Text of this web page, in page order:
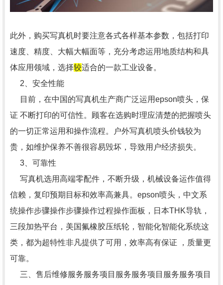
此外，购买写真机时要注意各式各样基本参数，包括打印
速度、精度、大幅大幅面等，充分考虑运用地质结构和具
体应用领域，选择较适合的一款工业设备。
2、安全性能
目前，在中国的写真机生产商广泛运用epson喷头，保
证 不断打印的可信性。顾客在选购时理应清楚的把握喷头
的一切正常运用和操作流程。户外写真机喷头价钱较为
贵，如维护保养不善很容易毁坏，导致用户经济损失。
3、可靠性
写真机选用高端零配件，不断升级，机械设备运作值得
信赖，复印预期目标和效率高兼具。epson喷头，中文系
统操作步骤操作步骤操作过程操作面板，日本THK导轨，
三段加热平台，美国氟橡胶压纸轮，智能化智能化系统这
类，都为超特性非凡提供了可用，效率高有保证 ，质量更
可靠。
三、售后维修服务服务项目服务服务项目服务服务项目